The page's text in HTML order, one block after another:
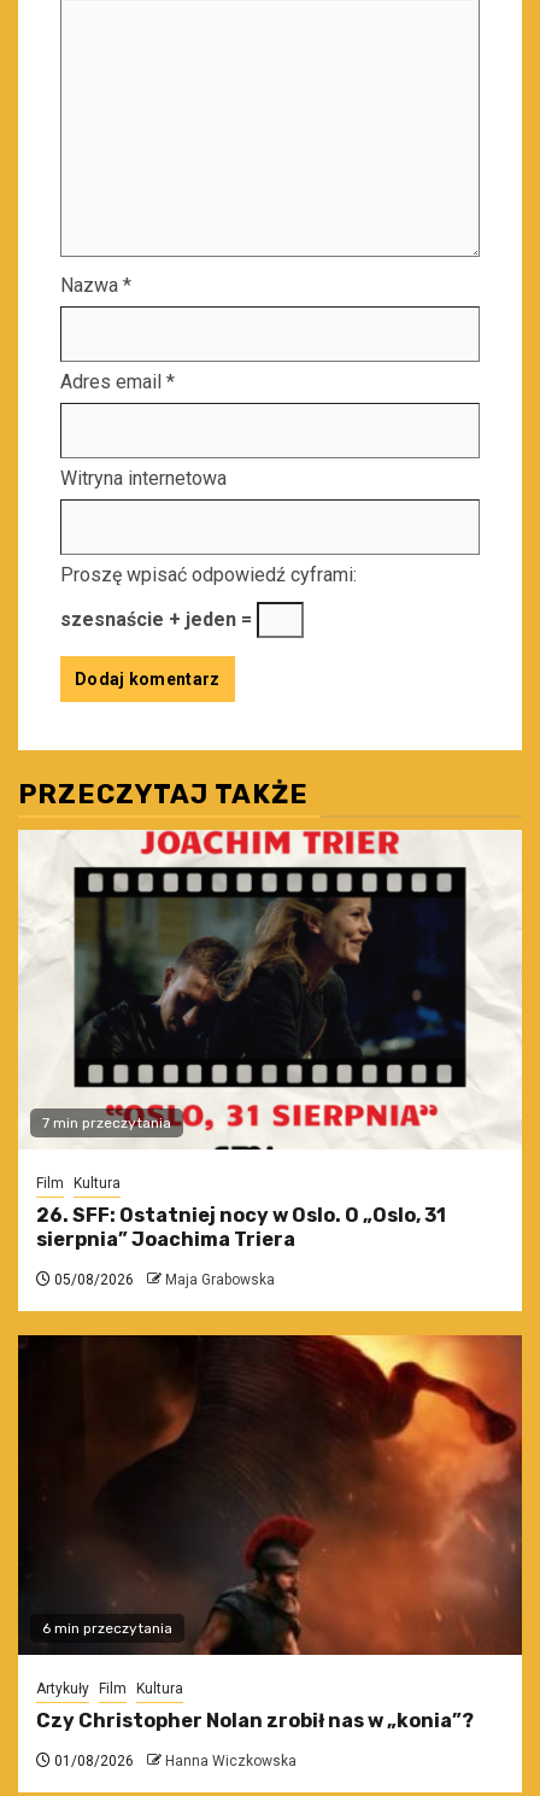
Nazwa *
Adres email *
Witryna internetowa
Proszę wpisać odpowiedź cyframi:
szesnaście + jeden =
PRZECZYTAJ TAKŻE
7 min przeczytania
Film Kultura
26. SFF: Ostatniej nocy w Oslo. O „Oslo, 31
sierpnia” Joachima Triera
05/08/2026 Maja Grabowska
6 min przeczytania
Artykuły Film Kultura
Czy Christopher Nolan zrobił nas w „konia”?
01/08/2026 Hanna Wiczkowska